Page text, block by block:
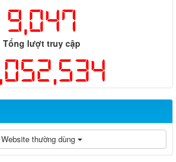
9,047
Tổng lượt truy cập
Website thường dùng